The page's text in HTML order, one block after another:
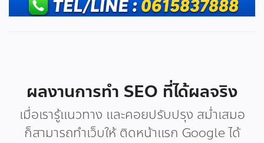
ผลงานการทำ SEO ที่ได้ผลจริง
เมื่อเรารู้แนวทาง และคอยปรับปรุง สม่ำเสมอ
ก็สามารถทำเว็บให้ ติดหน้าแรก Google ได้